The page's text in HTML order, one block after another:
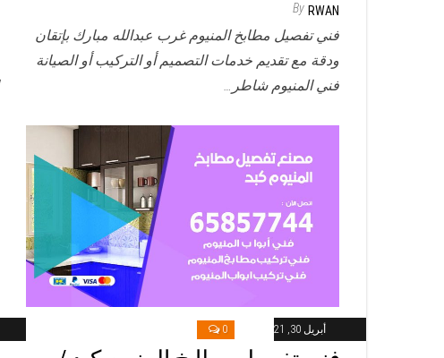
By RWAN
فني تفصيل مطابخ المنيوم غرب عبدالله مبارك بإتقان
ودقة مع تقديم خدمات التصميم أو التركيب أو الصيانة
فني المنيوم شاطر…
أبريل 30, 2021 0